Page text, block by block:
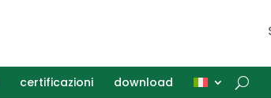
certificazioni download